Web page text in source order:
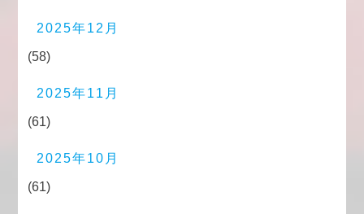
2025年12月
(58)
2025年11月
(61)
2025年10月
(61)